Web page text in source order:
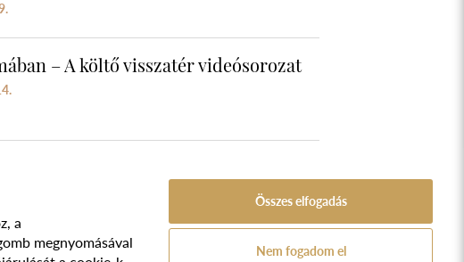
– A költő visszatér videósorozat
A Népfőiskola Alapítvány támogatója:
a
megnyomásával
Összes elfogadás
Nem fogadom el